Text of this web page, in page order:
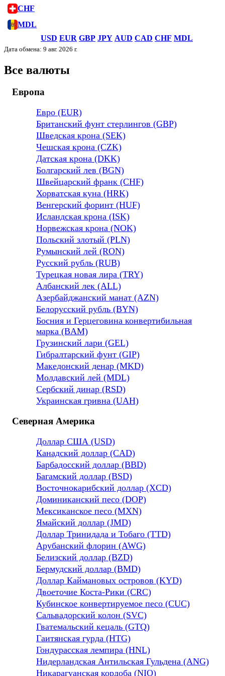
CHF
MDL
USD EUR GBP JPY AUD CAD CHF MDL
Дата обмена: 9 авг. 2026 г.
Все валюты
Европа
Евро (EUR)
Британский фунт стерлингов (GBP)
Шведская крона (SEK)
Чешская крона (CZK)
Датская крона (DKK)
Болгарский лев (BGN)
Швейцарский франк (CHF)
Хорватская куна (HRK)
Венгерский форинт (HUF)
Исландская крона (ISK)
Норвежская крона (NOK)
Польский злотый (PLN)
Румынский лей (RON)
Русский рубль (RUB)
Турецкая новая лира (TRY)
Албанский лек (ALL)
Азербайджанский манат (AZN)
Белорусский рубль (BYN)
Босния и Герцеговина конвертибильная
марка (BAM)
Грузинский лари (GEL)
Гибралтарский фунт (GIP)
Македонский денар (MKD)
Молдавский лей (MDL)
Сербский динар (RSD)
Украинская гривна (UAH)
Северная Америка
Доллар США (USD)
Канадский доллар (CAD)
Барбадосский доллар (BBD)
Багамский доллар (BSD)
Восточнокарибский доллар (XCD)
Доминиканский песо (DOP)
Мексиканское песо (MXN)
Ямайский доллар (JMD)
Доллар Тринидада и Тобаго (TTD)
Арубанский флорин (AWG)
Белизский доллар (BZD)
Бермудский доллар (BMD)
Доллар Каймановых островов (KYD)
Двоеточие Коста-Рики (CRC)
Кубинское конвертируемое песо (CUC)
Сальвадорский колон (SVC)
Гватемальский кецаль (GTQ)
Гаитянская гурда (HTG)
Гондурасская лемпира (HNL)
Нидерландская Антильская Гульдена (ANG)
Никарагуанская кордоба (NIO)